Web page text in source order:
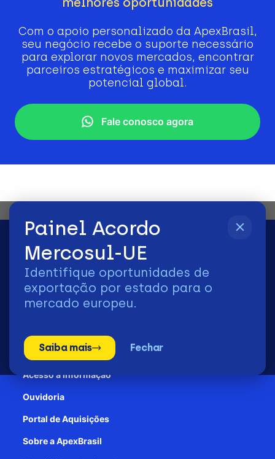
Com o apoio personalizado da ApexBrasil,
seu negócio recebe o suporte necessário
para explorar novos mercados, encontrar
parceiros estratégicos e maximizar seu
potencial global.
Fale conosco agora
Painel Acordo
Mercosul-UE
Identifique oportunidades de
exportação por estado para o
mercado europeu.
Saiba mais Fechar
2026 | © Todos os Direitos Reservados - ApexBrasil
Patrocínio
Acesso à informação
Ouvidoria
Portal de Aquisições
Sobre a ApexBrasil